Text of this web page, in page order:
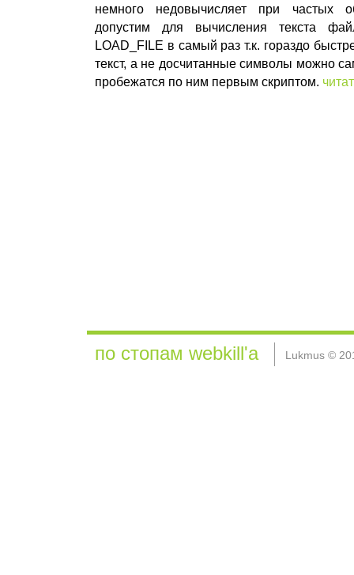
немного недовычисляет при частых
допустим для вычисления текста
LOAD_FILE в самый раз т.к. гораздо
текст, а не досчитанные символы можно
пробежатся по ним первым скриптом.
по стопам webkill'а Lukmus ©